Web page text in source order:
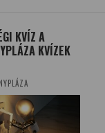
KVÍZ A
KVÍZEK